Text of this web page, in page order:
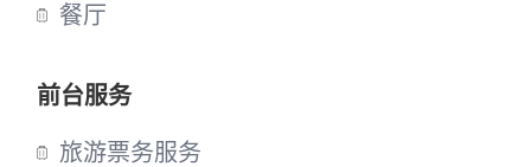
餐厅
前台服务
旅游票务服务